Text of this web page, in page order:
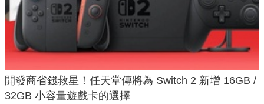
開發商省錢救星！任天堂傳將為 Switch 2 新增 16GB /
32GB 小容量遊戲卡的選擇